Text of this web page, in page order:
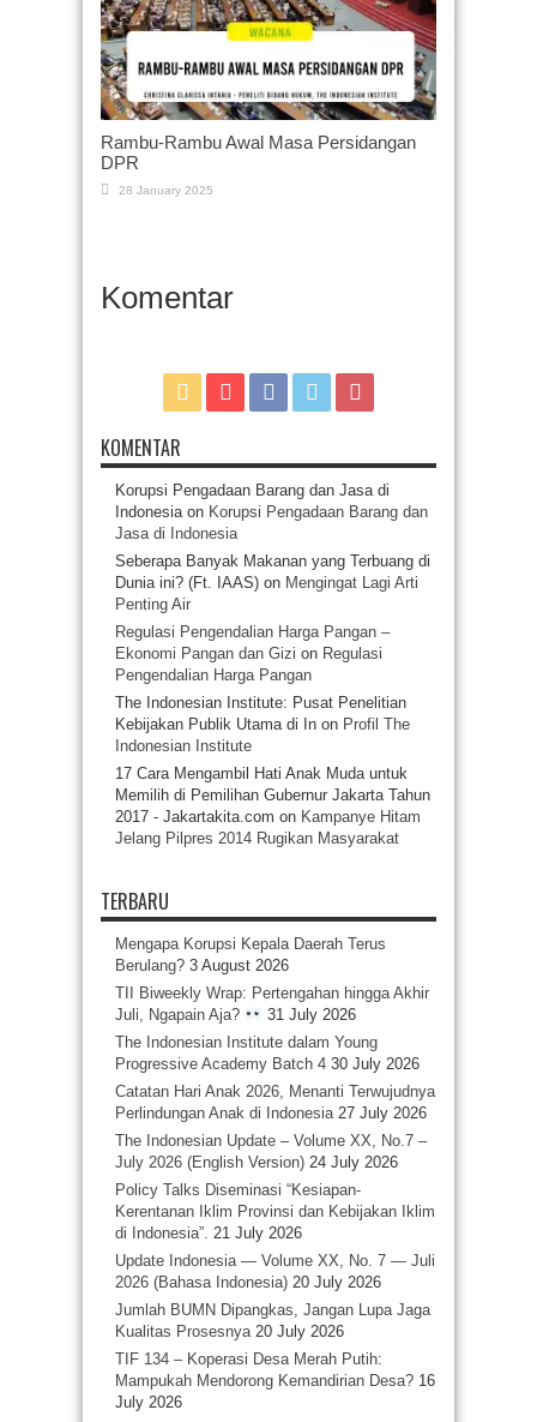
Rambu-Rambu Awal Masa Persidangan
DPR
28 January 2025
Komentar
KOMENTAR
Korupsi Pengadaan Barang dan Jasa di
Indonesia on Korupsi Pengadaan Barang dan
Jasa di Indonesia
Seberapa Banyak Makanan yang Terbuang di
Dunia ini? (Ft. IAAS) on Mengingat Lagi Arti
Penting Air
Regulasi Pengendalian Harga Pangan –
Ekonomi Pangan dan Gizi on Regulasi
Pengendalian Harga Pangan
The Indonesian Institute: Pusat Penelitian
Kebijakan Publik Utama di In on Profil The
Indonesian Institute
17 Cara Mengambil Hati Anak Muda untuk
Memilih di Pemilihan Gubernur Jakarta Tahun
2017 - Jakartakita.com on Kampanye Hitam
Jelang Pilpres 2014 Rugikan Masyarakat
TERBARU
Mengapa Korupsi Kepala Daerah Terus
Berulang? 3 August 2026
TII Biweekly Wrap: Pertengahan hingga Akhir
Juli, Ngapain Aja?
31 July 2026
The Indonesian Institute dalam Young
Progressive Academy Batch 4 30 July 2026
Catatan Hari Anak 2026, Menanti Terwujudnya
Perlindungan Anak di Indonesia 27 July 2026
The Indonesian Update – Volume XX, No.7 –
July 2026 (English Version) 24 July 2026
Policy Talks Diseminasi “Kesiapan-
Kerentanan Iklim Provinsi dan Kebijakan Iklim
di Indonesia”. 21 July 2026
Update Indonesia — Volume XX, No. 7 — Juli
2026 (Bahasa Indonesia) 20 July 2026
Jumlah BUMN Dipangkas, Jangan Lupa Jaga
Kualitas Prosesnya 20 July 2026
TIF 134 – Koperasi Desa Merah Putih:
Mampukah Mendorong Kemandirian Desa? 16
July 2026